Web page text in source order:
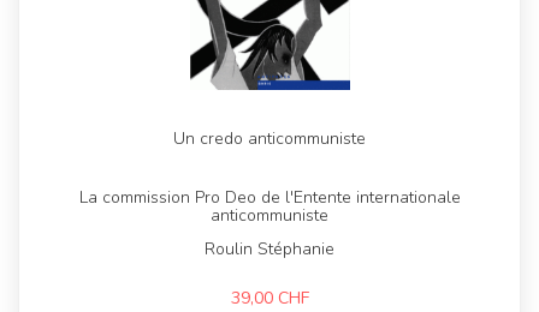
Un credo anticommuniste
La commission Pro Deo de l'Entente internationale
anticommuniste
Roulin Stéphanie
39,00 CHF